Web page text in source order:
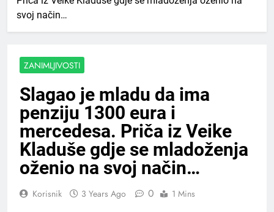
svoj način…
ZANIMLJIVOSTI
Slagao je mladu da ima
penziju 1300 eura i
mercedesa. Priča iz Veike
Kladuše gdje se mladoženja
oženio na svoj način…
Korisnik 3 Years Ago 0 1 Mins